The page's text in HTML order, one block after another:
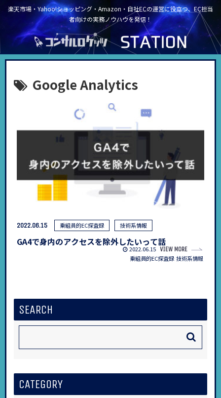
楽天市場・Yahoo!ショッピング・Amazon・自社ECの運営に役立つ、EC担当
者向けの実務ノウハウを発信！
Google Analytics
2022.06.15 乗組員的EC探査録 技術系情報
GA4で身内のアクセスを除外したいって話
2022.06.15 VIEW MORE
乗組員的EC探査録 技術系情報
SEARCH
CATEGORY